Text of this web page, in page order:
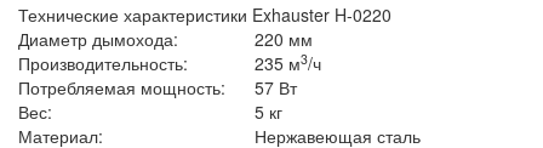
Технические характеристики Exhauster H-0220
Диаметр дымохода:
220 мм
Производительность:
235 м3/ч
Потребляемая мощность:
57 Вт
Вес:
5 кг
Материал:
Нержавеющая сталь